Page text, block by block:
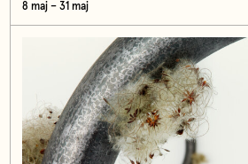
8 maj – 31 maj